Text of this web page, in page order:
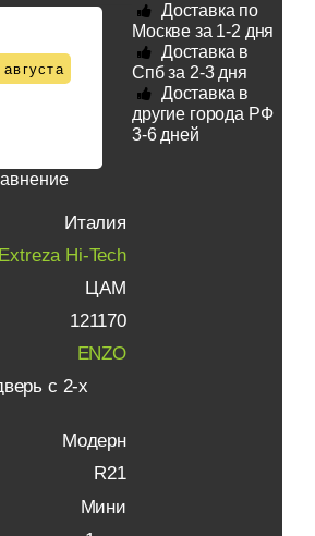
Италия
Extreza Hi-Tech
ЦАМ
121170
ENZO
с 2-х
Модерн
R21
Мини
Доставка по
Москве за 1-2 дня
Доставка в
Спб за 2-3 дня
Доставка в
другие города РФ
3-6 дней